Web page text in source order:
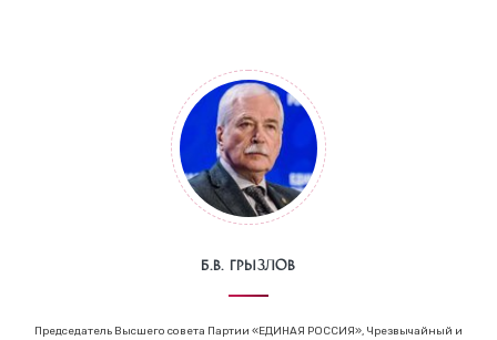
Б.В. Грызлов
Председатель Высшего совета Партии «ЕДИНАЯ РОССИЯ», Чрезвычайный и